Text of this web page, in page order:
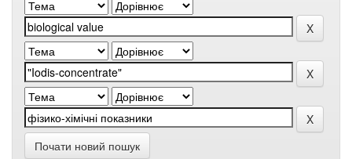
Почати новий пошук